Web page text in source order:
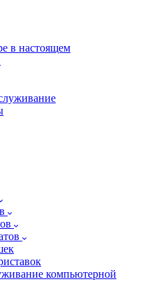
в настоящем
компьютерной